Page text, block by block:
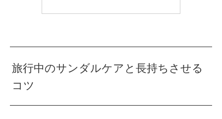
旅行中のサンダルケアと長持ちさせる
コツ